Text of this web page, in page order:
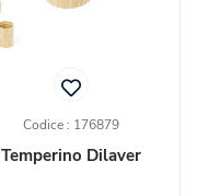
Codice : 176879
Temperino Dilaver